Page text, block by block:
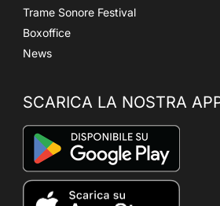
Trame Sonore Festival
Boxoffice
News
SCARICA LA NOSTRA